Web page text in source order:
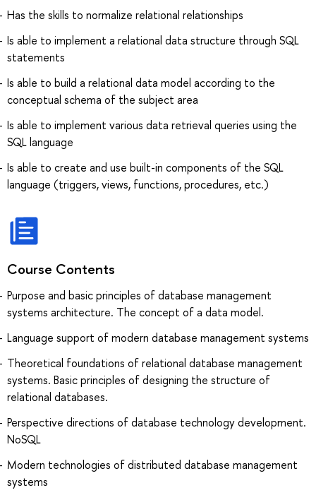
Has the skills to normalize relational relationships
Is able to implement a relational data structure through SQL
statements
Is able to build a relational data model according to the
conceptual schema of the subject area
Is able to implement various data retrieval queries using the
SQL language
Is able to create and use built-in components of the SQL
language (triggers, views, functions, procedures, etc.)
Course Contents
Purpose and basic principles of database management
systems architecture. The concept of a data model.
Language support of modern database management systems
Theoretical foundations of relational database management
systems. Basic principles of designing the structure of
relational databases.
Perspective directions of database technology development.
NoSQL
Modern technologies of distributed database management
systems